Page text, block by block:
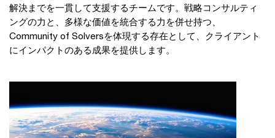
解決までを一貫して支援するチームです。戦略コンサルティ
ングの力と、多様な価値を統合する力を併せ持つ、
Community of Solversを体現する存在として、クライアント
にインパクトのある成果を提供します。